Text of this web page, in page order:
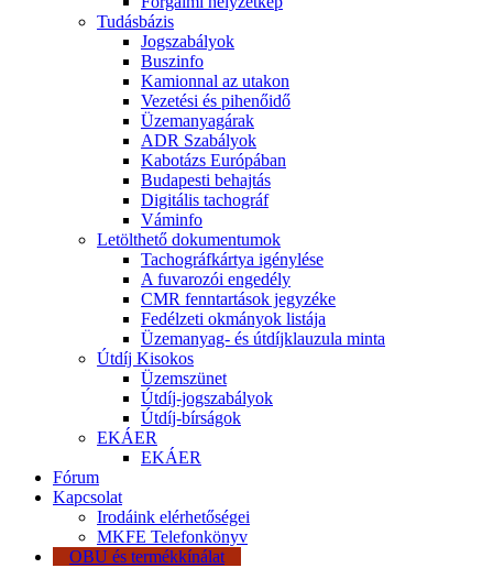
Tudásbázis
Jogszabályok
Buszinfo
Kamionnal az utakon
Vezetési és pihenőidő
Üzemanyagárak
ADR Szabályok
Kabotázs Európában
Budapesti behajtás
Digitális tachográf
Váminfo
Letölthető dokumentumok
Tachográfkártya igénylése
A fuvarozói engedély
CMR fenntartások jegyzéke
Fedélzeti okmányok listája
Üzemanyag- és útdíjklauzula minta
Útdíj Kisokos
Üzemszünet
Útdíj-jogszabályok
Útdíj-bírságok
EKÁER
EKÁER
Fórum
Kapcsolat
Irodáink elérhetőségei
MKFE Telefonkönyv
OBU és termékkínálat